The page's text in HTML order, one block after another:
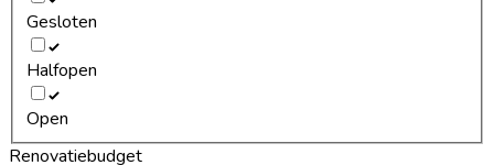
Gesloten
Halfopen
Open
Renovatiebudget